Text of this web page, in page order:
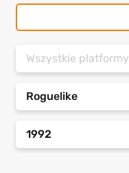
Wszystkie platformy
Roguelike
1992